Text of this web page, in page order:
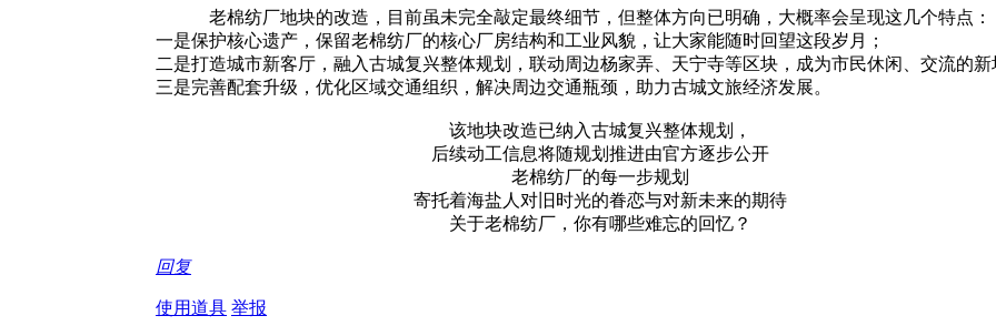
老棉纺厂地块的改造，目前虽未完全敲定最终细节，但整体方向已明确，大概率会呈现这几个特点：
一是保护核心遗产，保留老棉纺厂的核心厂房结构和工业风貌，让大家能随时回望这段岁月；
二是打造城市新客厅，融入古城复兴整体规划，联动周边杨家弄、天宁寺等区块，成为市民休闲、交流的新
三是完善配套升级，优化区域交通组织，解决周边交通瓶颈，助力古城文旅经济发展。
该地块改造已纳入古城复兴整体规划，
后续动工信息将随规划推进由官方逐步公开
老棉纺厂的每一步规划
寄托着海盐人对旧时光的眷恋与对新未来的期待
关于老棉纺厂，你有哪些难忘的回忆？
回复
使用道具 举报